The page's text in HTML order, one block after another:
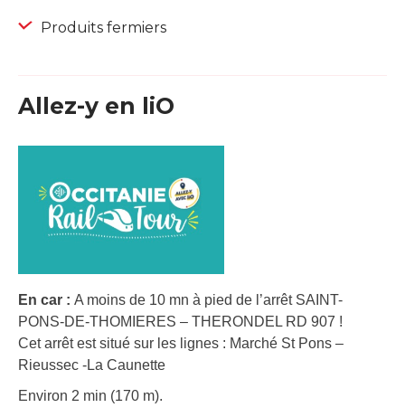
Produits fermiers
Allez-y en liO
En car : A moins de 10 mn à pied de l’arrêt SAINT-
PONS-DE-THOMIERES – THERONDEL RD 907 !
Cet arrêt est situé sur les lignes : Marché St Pons –
Rieussec -La Caunette
Environ 2 min (170 m).